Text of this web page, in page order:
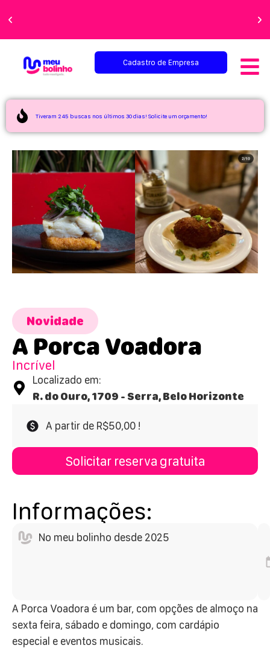
perfeita!
Cadastro de Empresa
Tiveram 245 buscas nos últimos 30 dias! Solicite um orçamento!
Novidade
A Porca Voadora
Incrível
Localizado em:
R. do Ouro, 1709 - Serra, Belo Horizonte
A partir de R$50,00 !
Solicitar reserva gratuita
Informações:
No meu bolinho desde 2025
A Porca Voadora é um bar, com opções de almoço na
sexta feira, sábado e domingo, com cardápio
especial e eventos musicais.